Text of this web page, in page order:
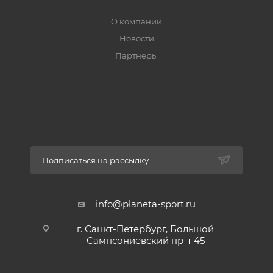
- Утеплитель Thinsulate
О компании
Новости
Партнеры
Подписаться на рассылку
info@planeta-sport.ru
г. Санкт-Петербург, Большой
Сампсониевский пр-т 45